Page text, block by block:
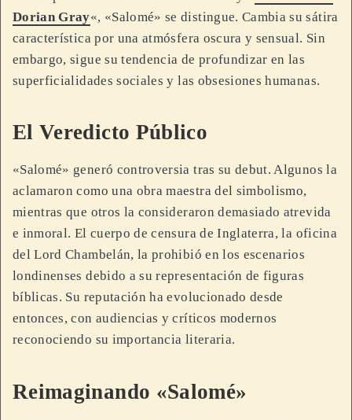
Dorian Gray«, «Salomé» se distingue. Cambia su sátira
característica por una atmósfera oscura y sensual. Sin
embargo, sigue su tendencia de profundizar en las
superficialidades sociales y las obsesiones humanas.
El Veredicto Público
«Salomé» generó controversia tras su debut. Algunos la
aclamaron como una obra maestra del simbolismo,
mientras que otros la consideraron demasiado atrevida
e inmoral. El cuerpo de censura de Inglaterra, la oficina
del Lord Chambelán, la prohibió en los escenarios
londinenses debido a su representación de figuras
bíblicas. Su reputación ha evolucionado desde
entonces, con audiencias y críticos modernos
reconociendo su importancia literaria.
Reimaginando «Salomé»